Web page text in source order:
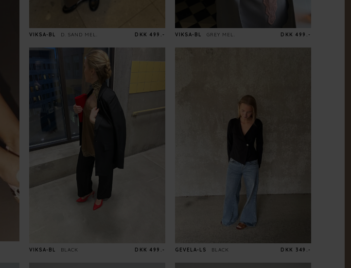
VIKSA-BL D. SAND MEL. DKK 499.- VIKSA-BL GREY MEL. DKK 499.-
VIKSA-BL BLACK DKK 499.- GEVELA-LS BLACK DKK 349.-